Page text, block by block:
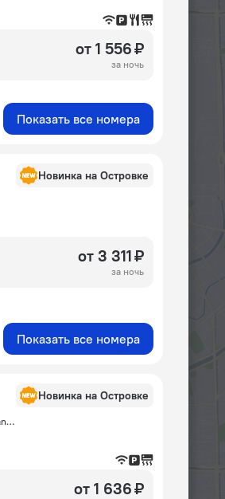
от 1 556 ₽
за ночь
Показать все номера
Новинка на Островке
от 3 311 ₽
за ночь
Показать все номера
20, Soi Ramintra 19 Yaek 6, Anusawari, Bang Khen, Bang Khen, 10220 Bangkok, Бангкок
Новинка на Островке
от 1 636 ₽